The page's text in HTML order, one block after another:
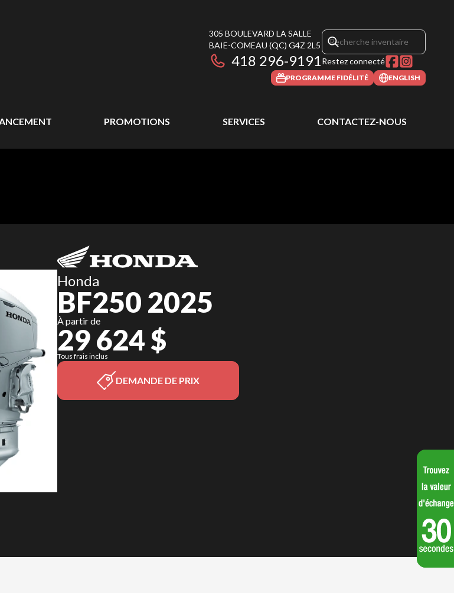
305 BOULEVARD LA SALLE
BAIE-COMEAU (QC) G4Z 2L5
418 296-9191Restez connecté
PROGRAMME FIDÉLITÉ ENGLISH
PROMOTIONS SERVICES CONTACTEZ-NOUS
Honda
BF250 2025
À partir de
29 624 $
Tous frais inclus
DEMANDE DE PRIX